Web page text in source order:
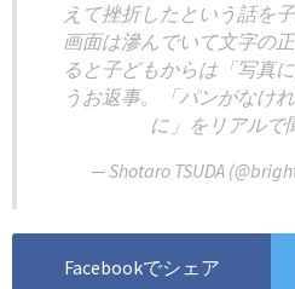
えて挫折したという話を
画面は滲んでいて文字の
ると子どもからは「写真
うお返事。「パンがなけ
に」をリアル
— Shotaro TSUDA
Facebookでシェア